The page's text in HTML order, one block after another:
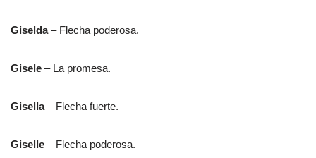
Giselda– Flecha poderosa.
Gisele – La promesa.
Gisella– Flecha fuerte.
Giselle – Flecha poderosa.